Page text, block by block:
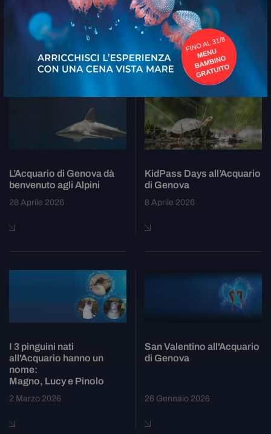
Le ultime news
L’Acquario di Genova dà
benvenuto agli Alpini
28 Aprile 2026
KidPass Days all’Acquario
di Genova
8 Aprile 2026
I 3 pinguini nati
all'Acquario hanno un
nome:
Magno, Lucy e Pinolo
2 Marzo 2026
San Valentino all'Acquario
di Genova
26 Gennaio 2026